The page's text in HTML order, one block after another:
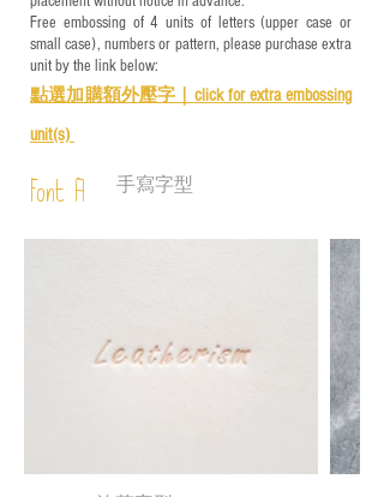
Free embossing of 4 units of letters (upper case or
small case), numbers or pattern, please purchase extra
unit by the link below:
點選加購額外壓字｜ click for extra embossing
unit(s)
Font A 手寫字型